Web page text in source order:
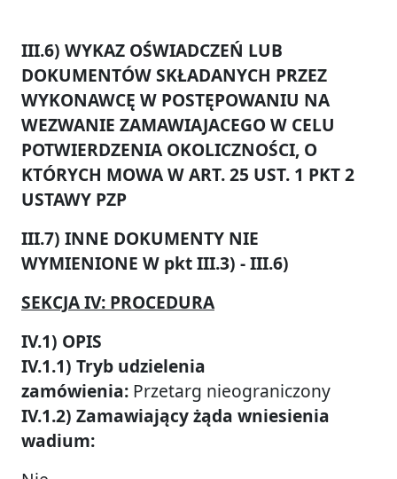
III.6) WYKAZ OŚWIADCZEŃ LUB
DOKUMENTÓW SKŁADANYCH PRZEZ
WYKONAWCĘ W POSTĘPOWANIU NA
WEZWANIE ZAMAWIAJACEGO W CELU
POTWIERDZENIA OKOLICZNOŚCI, O
KTÓRYCH MOWA W ART. 25 UST. 1 PKT 2
USTAWY PZP
III.7) INNE DOKUMENTY NIE
WYMIENIONE W pkt III.3) - III.6)
SEKCJA IV: PROCEDURA
IV.1) OPIS
IV.1.1) Tryb udzielenia
zamówienia: Przetarg nieograniczony
IV.1.2) Zamawiający żąda wniesienia
wadium: